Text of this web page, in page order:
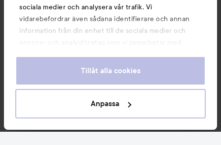
sociala medier och analysera vår trafik. Vi
vidarebefordrar även sådana identifierare och annan
information från din enhet till de sociala medier och
annons- och analysföretag som vi samarbetar med.
information som du har tillhandahållit eller som de har
våra cookies vid fortsatt användande av vår webbplats.
För information om hur du kan ändra inställningarna för
Tillåt alla cookies
Anpassa